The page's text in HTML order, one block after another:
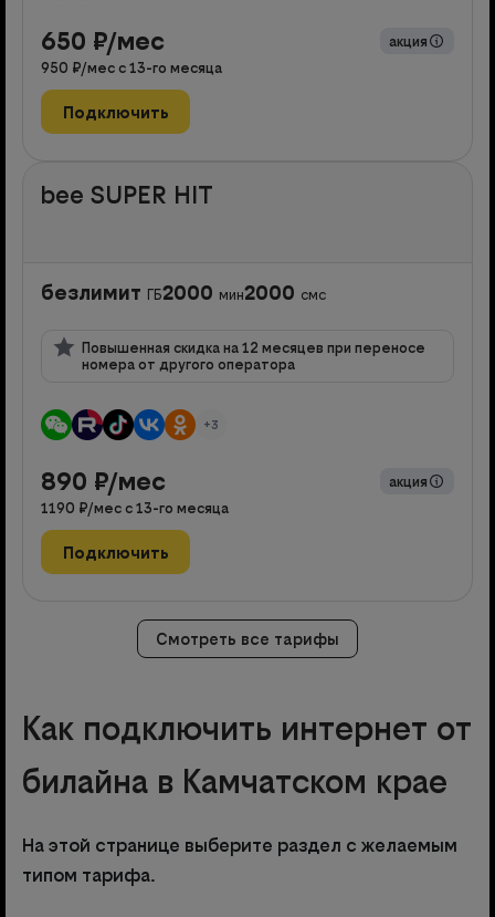
650 ₽/мес
акция
950 ₽/мес с 13-го месяца
Подключить
bee SUPER HIT
безлимит ГБ2000 мин2000 смс
Повышенная скидка на 12 месяцев при переносе
номера от другого оператора
+3
890 ₽/мес
акция
1190 ₽/мес с 13-го месяца
Подключить
Смотреть все тарифы
Как подключить интернет от
билайна в Камчатском крае
На этой странице выберите раздел с желаемым
типом тарифа.